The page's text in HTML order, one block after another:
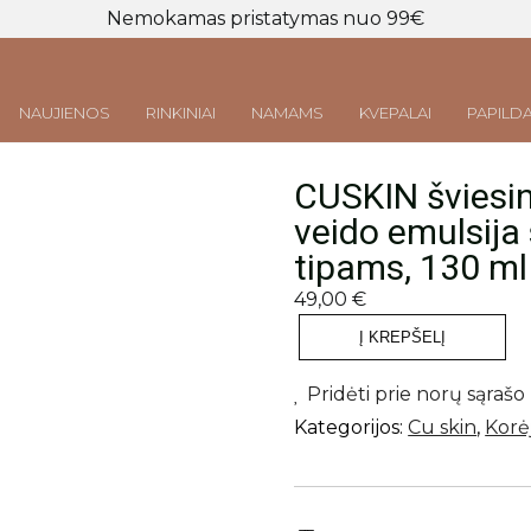
Nemokamas pristatymas nuo 99€
NAUJIENOS RINKINIAI NAMAMS KVEPALAI
Prisijungti LT EN
CUSKIN
veido emulsija
tipams, 130 ml
49,00€
produkto
kiekis:
CUSKIN
šviesinanti
ir
Į KREPŠELĮ
Pridėti prie norų sąrašo
Kategorijos:Cu skin,